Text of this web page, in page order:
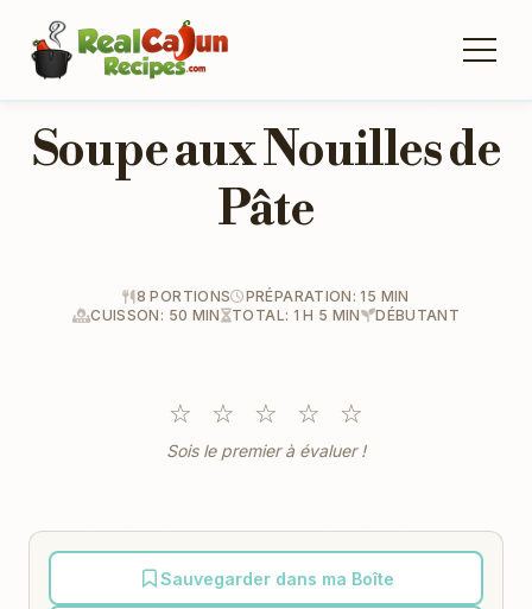
Soupe aux Nouilles de
Pâte
8 PORTIONS
PRÉPARATION: 15 MIN
CUISSON: 50 MIN
TOTAL: 1 H 5 MIN DÉBUTANT
☆ ☆ ☆ ☆ ☆
Sois le premier à évaluer !
Sauvegarder dans ma Boîte